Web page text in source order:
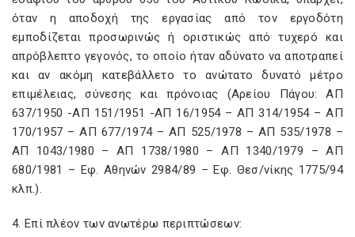
όταν η αποδοχή της εργασίας από τον εργοδότη
εμποδίζεται προσωρινώς ή οριστικώς από τυχερό και
απρόβλεπτο γεγονός, το οποίο ήταν αδύνατο να αποτραπεί
και αν ακόμη κατεβάλλετο το ανώτατο δυνατό μέτρο
επιμέλειας, σύνεσης και πρόνοιας (Αρείου Πάγου: ΑΠ
637/1950 -ΑΠ 151/1951 -ΑΠ 16/1954 – ΑΠ 314/1954 – ΑΠ
170/1957 – ΑΠ 677/1974 – ΑΠ 525/1978 – ΑΠ 535/1978 –
ΑΠ 1043/1980 – ΑΠ 1738/1980 – ΑΠ 1340/1979 – ΑΠ
680/1981 – Εφ. Αθηνών 2984/89 – Εφ. Θεσ/νίκης 1775/94
κλπ.).
4. Επί πλέον των ανωτέρω περιπτώσεων: